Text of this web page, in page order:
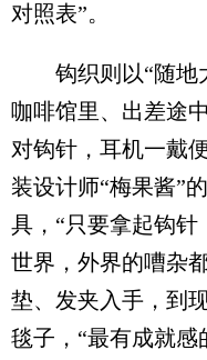
对照表”。
钩织则以“随地大
咖啡馆里、出差途
对钩针，耳机一戴
装设计师“梅果酱”
具，“只要拿起钩
世界，外界的嘈杂
垫、发夹入手，到
毯子，“最有成就